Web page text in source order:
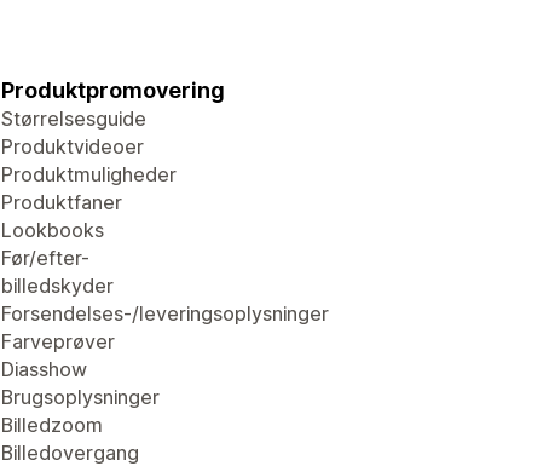
Produktpromovering
Størrelsesguide
Produktvideoer
Produktmuligheder
Produktfaner
Lookbooks
Før/efter-
billedskyder
Forsendelses-/leveringsoplysninger
Farveprøver
Diasshow
Brugsoplysninger
Billedzoom
Billedovergang